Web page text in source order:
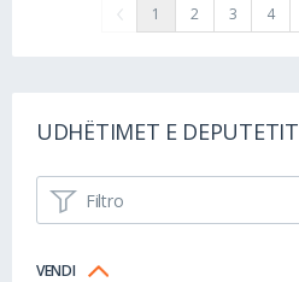
1 2 3 4
UDHËTIMET E DEPUTETIT
Filtro
VENDI